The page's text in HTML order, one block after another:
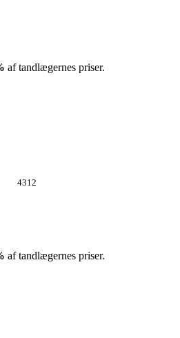
af tandlægernes priser.
4312
af tandlægernes priser.